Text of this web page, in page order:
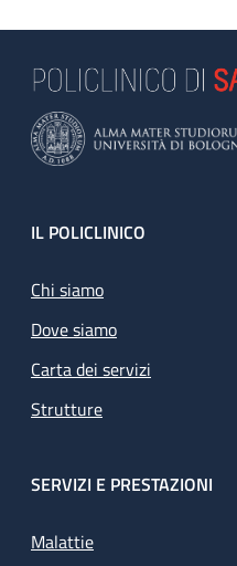
Footer
IL POLICLINICO
Chi siamo
Dove siamo
Carta dei servizi
Strutture
SERVIZI E PRESTAZIONI
Malattie